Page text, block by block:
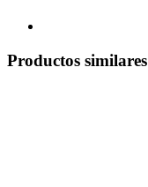
Productos similares